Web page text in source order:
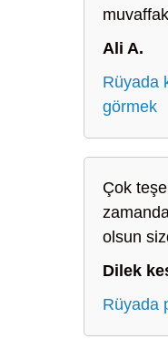
Ali A.
Rüyada
görmek
Çok
olsun
Dilek
Rüyada